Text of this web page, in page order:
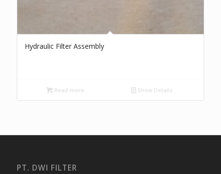
Hydraulic Filter Assembly
Read more Show Details
PT. DWI FILTER